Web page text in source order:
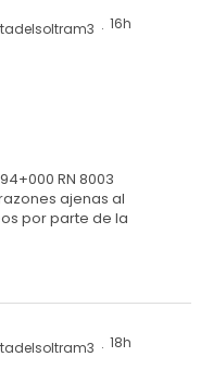
· 16h
RN 8003
ajenas al
por parte de la
· 18h